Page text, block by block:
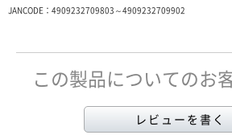
JANCODE：4909232709803～4909232709902
この製品についてのお
レビューを書く